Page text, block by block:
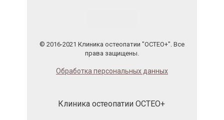
© 2016-2021 Клиника остеопатии "ОСТЕО+". Все
права защищены.
Обработка персональных данных
Клиника остеопатии ОСТЕО+